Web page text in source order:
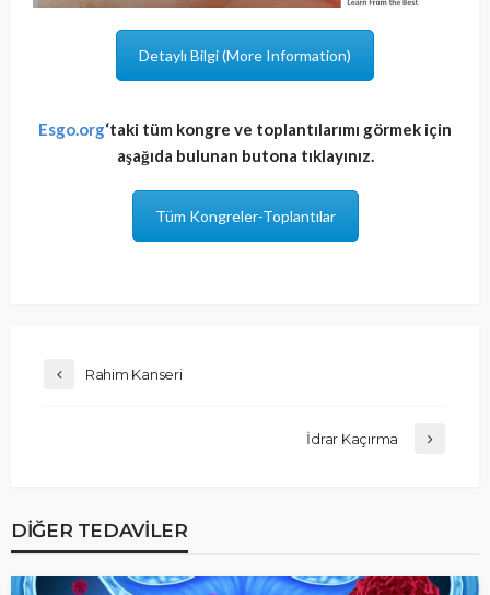
Detaylı Bilgi (More Information)
Esgo.org‘taki tüm kongre ve toplantılarımı görmek için
aşağıda bulunan butona tıklayınız.
Tüm Kongreler-Toplantılar
Rahim Kanseri
İdrar Kaçırma
DIĞER TEDAVILER